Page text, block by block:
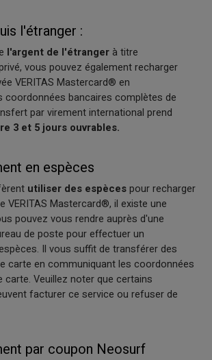
l'étranger :
l'argent de l'étrangerà titre
vous pouvez également recharger
VERITAS Mastercard® en
coordonnées bancaires complètes de
par virement international prend
3 et 5 jours ouvrables.
en espèces
utiliser des espècespour recharger
VERITAS Mastercard®, il existe une
pouvez vous rendre auprès d'une
de poste pour effectuer un
Il vous suffit de transférer des
carte en communiquant les coordonnées
carte. Veuillez noter que certains
facturer ce service ou refuser de
par coupon Neosurf